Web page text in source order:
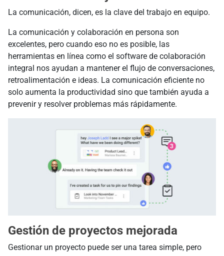
La comunicación, dicen, es la clave del trabajo en equipo.
La comunicación y colaboración en persona son
excelentes, pero cuando eso no es posible, las
herramientas en línea como el software de colaboración
integral nos ayudan a mantener el flujo de conversaciones,
retroalimentación e ideas. La comunicación eficiente no
solo aumenta la productividad sino que también ayuda a
prevenir y resolver problemas más rápidamente.
Gestión de proyectos mejorada
Gestionar un proyecto puede ser una tarea simple, pero